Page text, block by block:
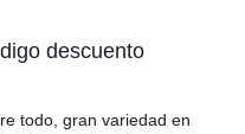
descuento
todo, gran variedad en